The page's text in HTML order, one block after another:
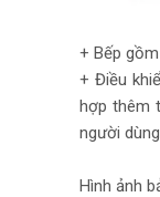
+ Bếp
+ Điều
hợp thêm
người
Hình ảnh